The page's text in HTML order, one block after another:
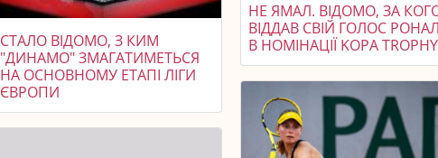
СТАЛО ВІДОМО, З КИМ
"ДИНАМО" ЗМАГАТИМЕТЬСЯ
НА ОСНОВНОМУ ЕТАПІ ЛІГИ
ЄВРОПИ
НЕ ЯМАЛ. ВІДОМО, ЗА
ВІДДАВ СВІЙ ГОЛОС
В НОМІНАЦІЇ KOPA